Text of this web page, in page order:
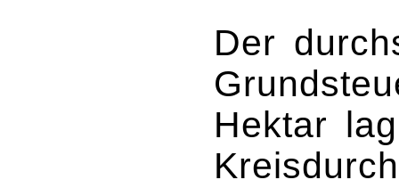
Der
Hektar